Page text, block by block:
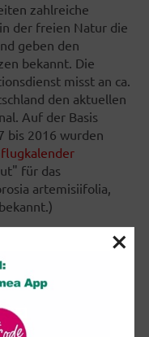
zahlreiche
der freien Natur die
geben den
bekannt. Die
misst an ca.
den aktuellen
Auf der Basis
bis 2016 wurden
für das
artemisiifolia,
(PID)
eine
×